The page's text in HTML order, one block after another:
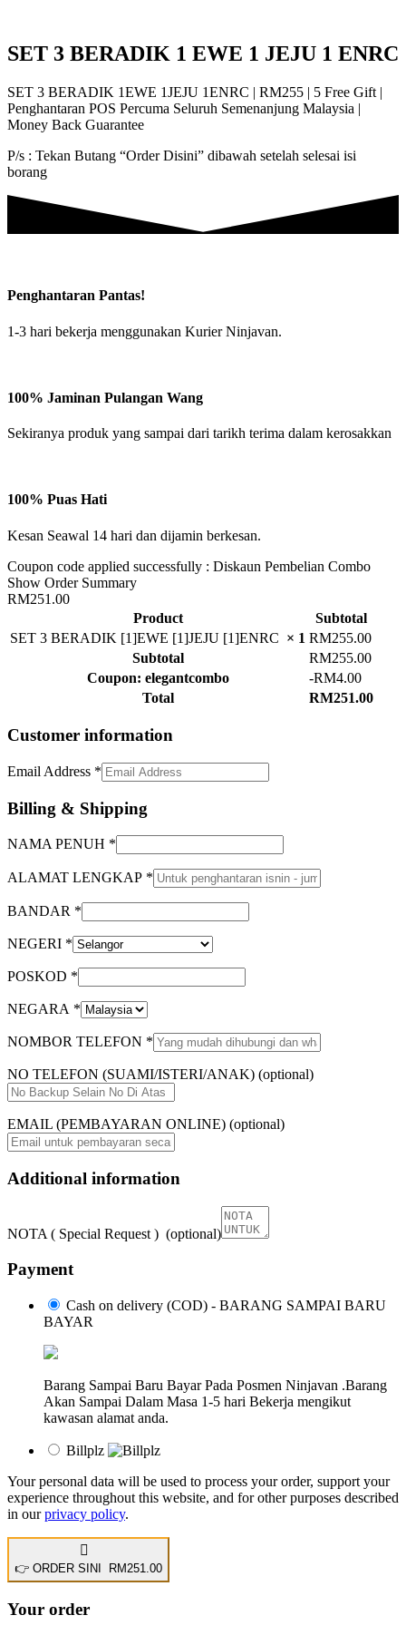
SET 3 BERADIK 1 EWE 1 JEJU 1 ENRC
SET 3 BERADIK 1EWE 1JEJU 1ENRC | RM255 | 5 Free Gift |
Penghantaran POS Percuma Seluruh Semenanjung Malaysia |
Money Back Guarantee
P/s : Tekan Butang “Order Disini” dibawah setelah selesai isi
borang
Penghantaran Pantas!
1-3 hari bekerja menggunakan Kurier Ninjavan.
100% Jaminan Pulangan Wang
Sekiranya produk yang sampai dari tarikh terima dalam kerosakkan
100% Puas Hati
Kesan Seawal 14 hari dan dijamin berkesan.
Coupon code applied successfully : Diskaun Pembelian Combo
Show Order Summary
RM251.00
Product
Subtotal
SET 3 BERADIK [1]EWE [1]JEJU [1]ENRC × 1 RM255.00
Subtotal
RM255.00
Coupon: elegantcombo
-RM4.00
Total
RM251.00
Customer information
Email Address *
Billing & Shipping
NAMA PENUH *
ALAMAT LENGKAP *
BANDAR *
NEGERI *
POSKOD *
NEGARA *
NOMBOR TELEFON *
NO TELEFON (SUAMI/ISTERI/ANAK) (optional)
EMAIL (PEMBAYARAN ONLINE) (optional)
Additional information
NOTA ( Special Request ) (optional)
Payment
Cash on delivery (COD) - BARANG SAMPAI BARU
BAYAR
Barang Sampai Baru Bayar Pada Posmen Ninjavan .Barang
Akan Sampai Dalam Masa 1-5 hari Bekerja mengikut
kawasan alamat anda.
Billplz
Your personal data will be used to process your order, support your
experience throughout this website, and for other purposes described
in ourprivacy policy.
👉 ORDER SINI RM251.00
Your order